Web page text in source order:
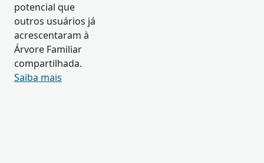
potencial que
outros usuários já
acrescentaram à
Árvore Familiar
compartilhada.
Saiba mais